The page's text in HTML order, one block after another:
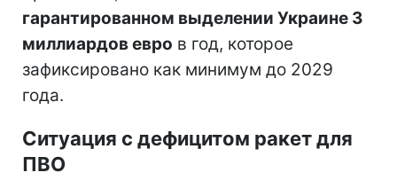
гарантированном выделении Украине 3
миллиардов евро в год, которое
зафиксировано как минимум до 2029
года.
Ситуация с дефицитом ракет для
ПВО